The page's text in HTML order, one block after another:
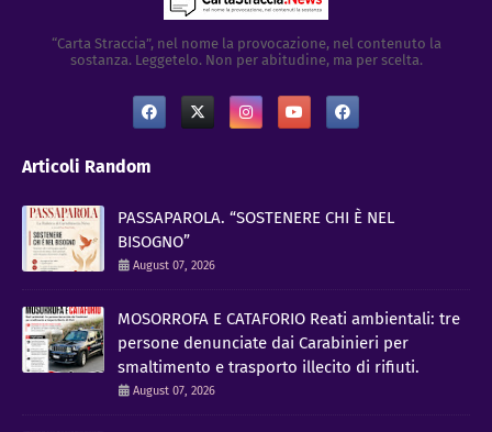
“Carta Straccia”, nel nome la provocazione, nel contenuto la
sostanza. Leggetelo. Non per abitudine, ma per scelta.
Articoli Random
PASSAPAROLA. “SOSTENERE CHI È NEL
BISOGNO”
August 07, 2026
MOSORROFA E CATAFORIO Reati ambientali: tre
persone denunciate dai Carabinieri per
smaltimento e trasporto illecito di rifiuti.
August 07, 2026